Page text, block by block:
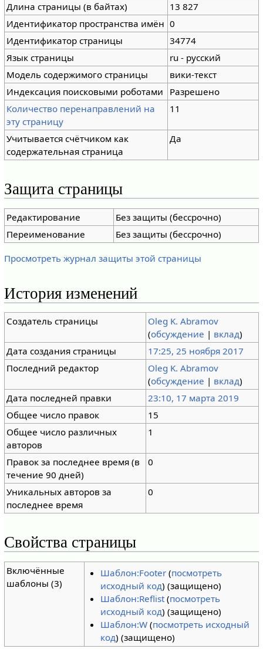
Длина страницы (в байтах)
13 827
Идентификатор пространства имён 0
Идентификатор страницы
34774
Язык страницы
ru - русский
Модель содержимого страницы
вики-текст
Индексация поисковыми роботами
Разрешено
Количество перенаправлений на
эту страницу
11
Учитывается счётчиком как
содержательная страница
Да
Защита страницы
Редактирование
Без защиты (бессрочно)
Переименование
Без защиты (бессрочно)
Просмотреть журнал защиты этой страницы
История изменений
Создатель страницы
Oleg K. Abramov
(обсуждение | вклад)
Дата создания страницы
17:25, 25 ноября 2017
Последний редактор
Oleg K. Abramov
(обсуждение | вклад)
Дата последней правки
23:10, 17 марта 2019
Общее число правок
15
Общее число различных
авторов
1
Правок за последнее время (в
течение 90 дней)
0
Уникальных авторов за
последнее время
0
Свойства страницы
Включённые
шаблоны (3)
Шаблон:Footer (посмотреть
исходный код) (защищено)
Шаблон:Reflist(посмотреть
исходный код) (защищено)
Шаблон:W (посмотреть исходный
код) (защищено)